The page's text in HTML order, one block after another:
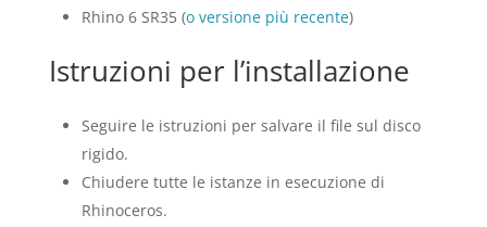
Rhino 6 SR35 (o versione più recente)
Istruzioni per l’installazione
Seguire le istruzioni per salvare il file sul disco
rigido.
Chiudere tutte le istanze in esecuzione di
Rhinoceros.